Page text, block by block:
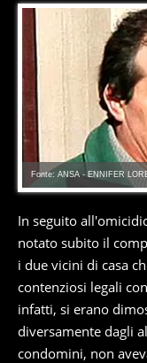
Fonte: ANSA - ENNIFER
In seguito
notato subito il
i due vicini di casa
contenziosi legali
infatti, si erano
diversamente dagli
condomini, non